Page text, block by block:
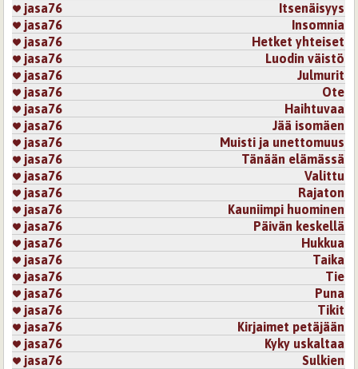
jasa76
Itsenäisyys
jasa76
Insomnia
jasa76
Hetket yhteiset
jasa76
Luodin väistö
jasa76
Julmurit
jasa76
Ote
jasa76
Haihtuvaa
jasa76
Jää isomäen
jasa76
Muisti ja unettomuus
jasa76
Tänään elämässä
jasa76
Valittu
jasa76
Rajaton
jasa76
Kauniimpi huominen
jasa76
Päivän keskellä
jasa76
Hukkua
jasa76
Taika
jasa76
Tie
jasa76
Puna
jasa76
Tikit
jasa76
Kirjaimet petäjään
jasa76
Kyky uskaltaa
jasa76
Sulkien